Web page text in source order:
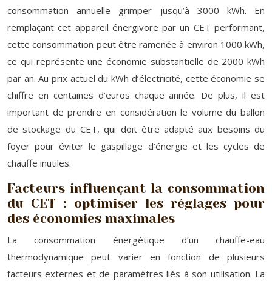
consommation annuelle grimper jusqu’à 3000 kWh. En
remplaçant cet appareil énergivore par un CET performant,
cette consommation peut être ramenée à environ 1000 kWh,
ce qui représente une économie substantielle de 2000 kWh
par an. Au prix actuel du kWh d’électricité, cette économie se
chiffre en centaines d’euros chaque année. De plus, il est
important de prendre en considération le volume du ballon
de stockage du CET, qui doit être adapté aux besoins du
foyer pour éviter le gaspillage d’énergie et les cycles de
chauffe inutiles.
Facteurs influençant la consommation
du CET : optimiser les réglages pour
des économies maximales
La consommation énergétique d’un chauffe-eau
thermodynamique peut varier en fonction de plusieurs
facteurs externes et de paramètres liés à son utilisation. La